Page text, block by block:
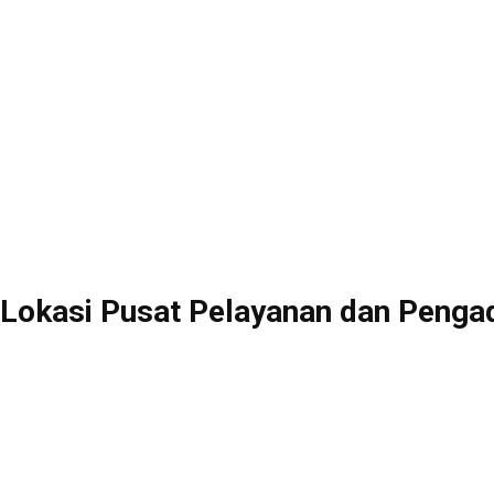
Lokasi Pusat Pelayanan dan